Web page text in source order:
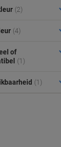
(2)
(4)
of
(1)
(1)